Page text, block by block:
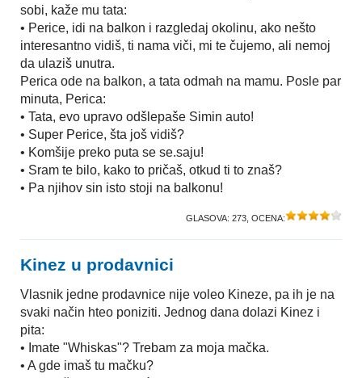
sobi, kaže mu tata:
• Perice, idi na balkon i razgledaj okolinu, ako nešto
interesantno vidiš, ti nama viči, mi te čujemo, ali nemoj
da ulaziš unutra.
Perica ode na balkon, a tata odmah na mamu. Posle par
minuta, Perica:
• Tata, evo upravo odšlepaše Simin auto!
• Super Perice, šta još vidiš?
• Komšije preko puta se se.saju!
• Sram te bilo, kako to pričaš, otkud ti to znaš?
• Pa njihov sin isto stoji na balkonu!
GLASOVA: 273 , OCENA:
Kinez u prodavnici
Vlasnik jedne prodavnice nije voleo Kineze, pa ih je na
svaki način hteo poniziti. Jednog dana dolazi Kinez i
pita:
• Imate "Whiskas"? Trebam za moja mačka.
• A gde imaš tu mačku?